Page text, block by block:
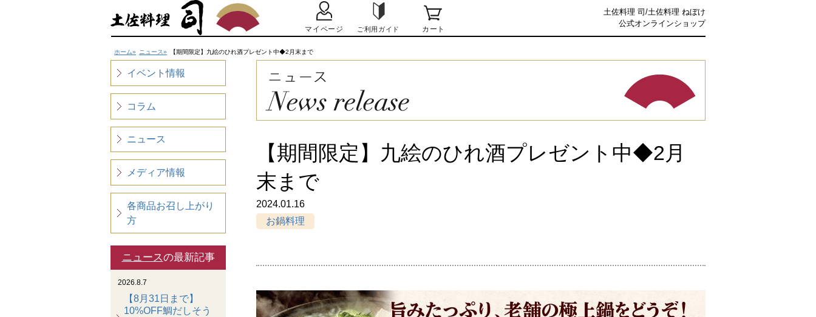
土佐料理 司/土佐料理 ねぼけ
公式オンラインショップ
ホーム ニュース 【期間限定】九絵のひれ酒プレゼント中◆2月末まで
【期間限定】九絵のひれ酒プレゼント中◆2月
末まで
2024.01.16
お鍋料理
イベント情報
コラム
ニュース
メディア情報
各商品お召し上がり
方
ニュースの最新記事
2026.8.7
【8月31日まで】
10%OFF鯛だしそう